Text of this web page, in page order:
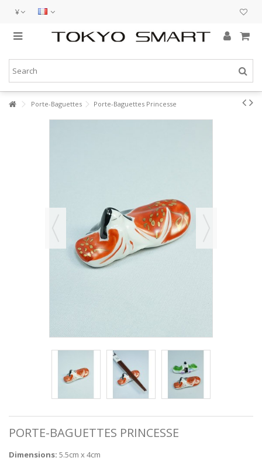
¥
Porte-Baguettes Porte-Baguettes Princesse
PORTE-BAGUETTES PRINCESSE
Dimensions: 5.5cm x 4cm